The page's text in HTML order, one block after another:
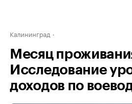
Калининград
Месяц
Исследование
доходов по